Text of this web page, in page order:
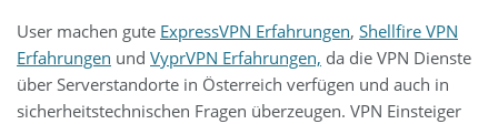
User machen gute ExpressVPN Erfahrungen, Shellfire VPN
Erfahrungen und VyprVPN Erfahrungen, da die VPN Dienste
über Serverstandorte in Österreich verfügen und auch in
sicherheitstechnischen Fragen überzeugen. VPN Einsteiger